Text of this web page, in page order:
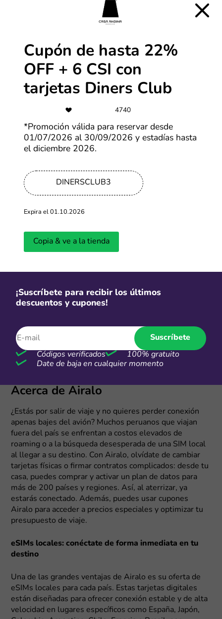
Estando allí, selecciona tus productos favoritos y
añadelos en tu carrito. No olvides revisar el resumen de
aplicado. Con estos sencillos pasos, aprovechar al
máximo los códigos y descuentos de Airalo será más
fácil que nunca. ¡Ahorra en grande en cada compra!
Acerca de Airalo
¿Estás por salir de viaje y no quieres perder conexión
apenas bajes del avión? Muchos peruanos que viajan
fuera del país se enfrentan a costos elevados de
roaming o a la búsqueda desesperada de una SIM local
al llegar a su destino. Con Airalo, olvídate de cambiar
tarjetas físicas o firmar contratos complicados: desde tu
casa, puedes comprar y activar un plan de datos para
más de 200 países y regiones. Así, al aterrizar, ya
estarás conectado. Además, puedes usar cupones
Airalo para acceder a precios especiales y optimizar tu
presupuesto de viaje.
eSIMs locales: conéctate de forma inmediata en tu
destino
Una de las grandes ventajas de Airalo es su oferta de
eSIMs locales para cada país. Estas tarjetas digitales
están diseñadas para ofrecer conexión estable y de alta
velocidad en lugares específicos como España, Japón,
Cupón de hasta 22%
OFF + 6 CSI con
tarjetas Diners Club
4740
*Promoción válida para reservar desde
01/07/2026 al 30/09/2026 y estadías hasta
el diciembre 2026.
DINERSCLUB3
Expira el 01.10.2026
Copia & ve a la tienda
¡Suscríbete para recibir los últimos
descuentos y cupones!
Suscríbete
Códigos verificados
100% gratuito
Date de baja en cualquier momento